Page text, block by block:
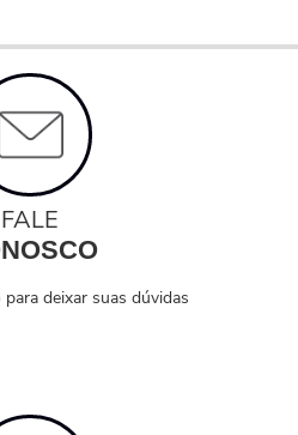
FALE
deixar suas dúvidas